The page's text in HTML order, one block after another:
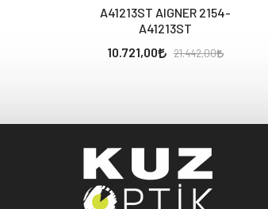
A41213ST AIGNER 2154-
A41213ST
10.721,00
21.442,00